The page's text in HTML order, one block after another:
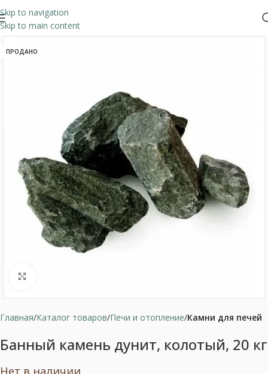
Skip to navigation
Skip to main content
ПРОДАНО
Главная Каталог товаров Печи и отопление Камни для печей
Банный камень дунит, колотый, 20 кг
Нет в наличии